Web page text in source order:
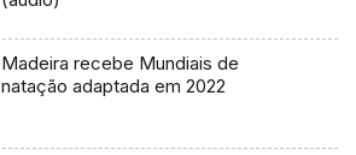
Madeira recebe Mundiais de
natação adaptada em 2022